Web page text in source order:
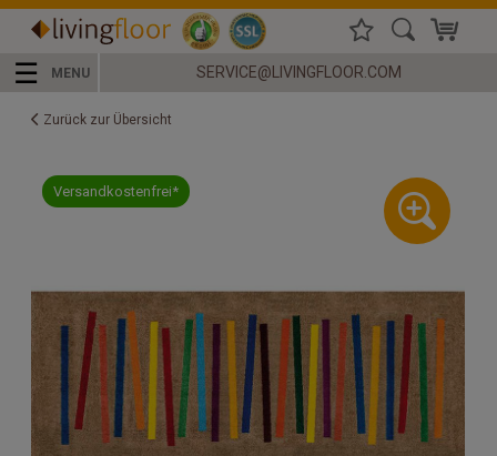
☰ MENU SERVICE@LIVINGFLOOR.COM
Zurück zur Übersicht
Versandkostenfrei*